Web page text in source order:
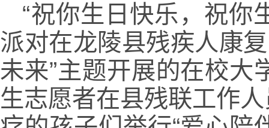
“祝你生日快乐，祝
派对在龙陵县残疾人康
未来”主题开展的在校
生志愿者在县残联工作